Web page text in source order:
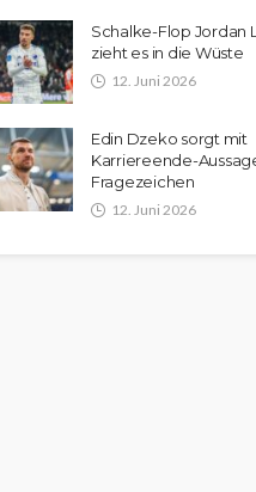
Schalke-Flop Jordan
zieht es in die Wüste
12. Juni 2026
Edin Dzeko sorgt mit
Karriereende-
Fragezeichen
12. Juni 2026